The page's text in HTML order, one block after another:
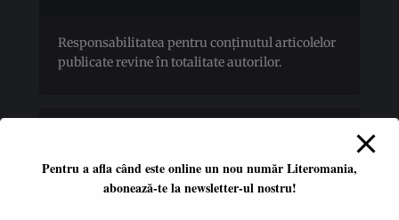
Responsabilitatea pentru conţinutul articolelor
publicate revine în totalitate autorilor.
Pentru a afla când este online un nou număr Literomania,
abonează-te la newsletter-ul nostru!